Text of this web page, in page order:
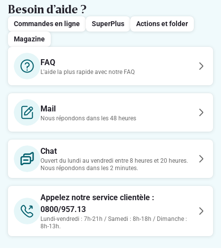
Besoin d’aide ?
Commandes en ligne SuperPlus
Actions et folder
Magazine
FAQ
L'aide la plus rapide avec notre FAQ
Mail
Nous répondons dans les 48 heures
Chat
Ouvert du lundi au vendredi entre 8 heures et 20 heures.
Nous répondons dans les 2 minutes.
Appelez notre service clientèle :
0800/957.13
Lundi-vendredi : 7h-21h / Samedi : 8h-18h / Dimanche :
8h-13h.